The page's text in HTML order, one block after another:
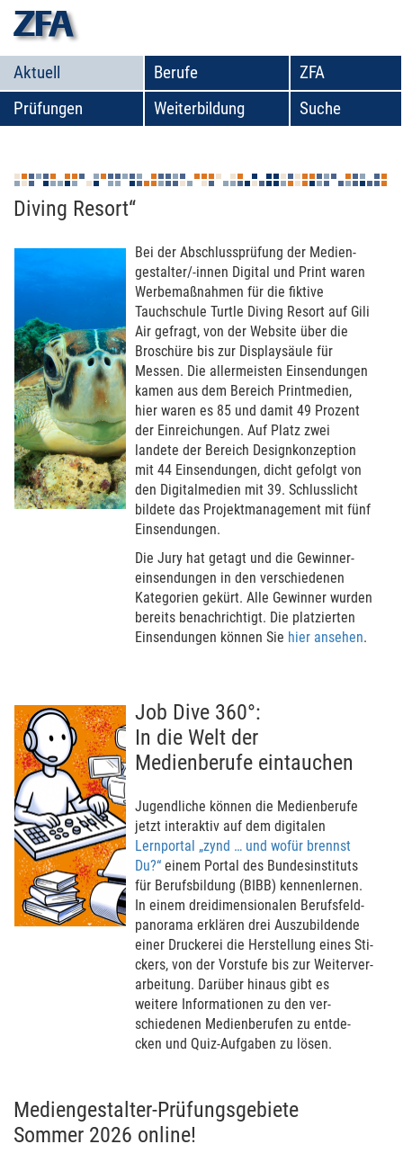
zfa
Aktuell Berufe
ZFA
Prüfungen
Weiterbildung Suche
Mediengestalter-Wettbewerb „Turtle
Diving Resort“
Bei der Abschluss­prüfung der Medien­
gestal­ter/-innen Digital und Print waren
Wer­be­maß­nah­men für die fiktive
Tauchschule Turtle Diving Resort auf Gili
Air gefragt, von der Website über die
Broschüre bis zur Dis­play­säule für
Messen. Die aller­meis­ten Einsendun­gen
kamen aus dem Bereich Print­medien,
hier waren es 85 und damit 49 ­Pro­zent
der Einrei­chun­gen. Auf Platz zwei
landete der Bereich Designkon­zep­tion
mit 44 Einsendun­gen, dicht gefolgt von
den Digi­talmedien mit 39. Schluss­licht
bildete das Projekt­manage­ment mit fünf
Einsendun­gen.
Die Jury hat getagt und die Gewinner­
einsendun­gen in den ver­schiede­nen
Kategorien gekürt. Alle Gewinner wurden
bereits benach­rich­tigt. Die platzier­ten
Einsendun­gen können Sie hier ansehen.
Job Dive 360°:
In die Welt der
Medienberufe eintauchen
Jugend­li­che können die Medien­berufe
jetzt inter­ak­tiv auf dem digi­talen
Lernpor­tal „zynd … und wofür brennst
Du?“ einem Portal des Bundes­in­sti­tuts
für Berufs­bildung (BIBB) ken­nenler­nen.
In einem dreidimen­sio­nalen Berufs­feld­
pan­orama erklären drei Aus­zu­bildende
einer Dru­cke­rei die Her­stel­lung eines Sti­
ckers, von der Vor­stufe bis zur Wei­terver­
arbei­tung. Darüber hinaus gibt es
weitere Informa­tio­nen zu den ver­
schiede­nen Medi­en­be­ru­fen zu ent­de­
cken und Quiz-Auf­ga­ben zu lösen.
Mediengestalter-Prüfungsgebiete
Sommer 2026 online!